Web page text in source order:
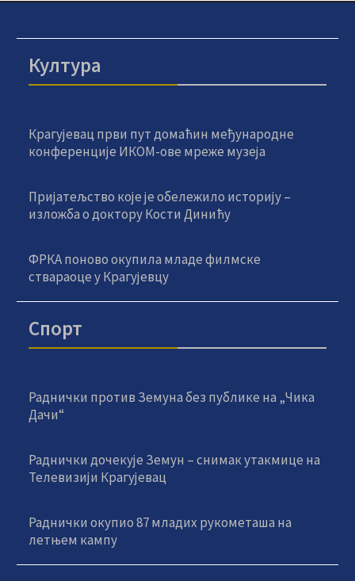
Култура
Крагујевац први пут домаћин међународне
конференције ИКОМ-ове мреже музеја
Пријатељство које је обележило историју –
изложба о доктору Кости Динићу
ФРКА поново окупила младе филмске
ствараоце у Крагујевцу
Спорт
Раднички против Земуна без публике на „Чика
Дачи“
Раднички дочекује Земун – снимак утакмице на
Телевизији Крагујевац
Раднички окупио 87 младих рукометаша на
летњем кампу